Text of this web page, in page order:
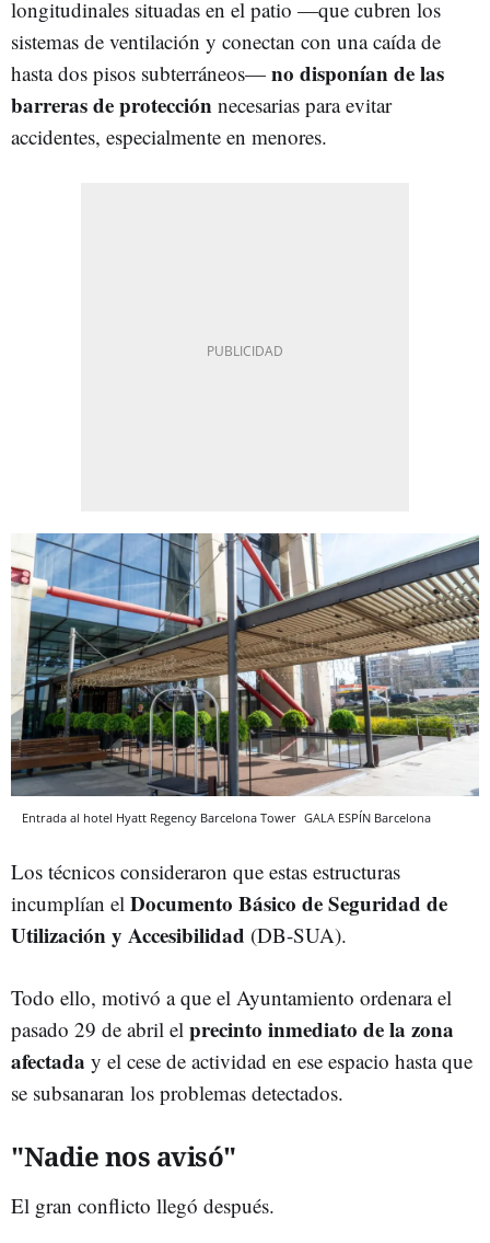
longitudinales situadas en el patio —que cubren los
sistemas de ventilación y conectan con una caída de
hasta dos pisos subterráneos— no disponían de las
barreras de protección necesarias para evitar
accidentes, especialmente en menores.
Entrada al hotel Hyatt Regency Barcelona Tower GALA ESPÍN Barcelona
Los técnicos consideraron que estas estructuras
incumplían el Documento Básico de Seguridad de
Utilización y Accesibilidad (DB-SUA).
Todo ello, motivó a que el Ayuntamiento ordenara el
pasado 29 de abril el precinto inmediato de la zona
afectada y el cese de actividad en ese espacio hasta que
se subsanaran los problemas detectados.
"Nadie nos avisó"
El gran conflicto llegó después.